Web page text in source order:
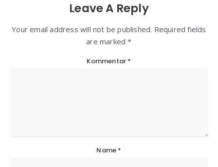
Leave A Reply
Your email address will not be published. Required fields
are marked *
Kommentar *
Name *